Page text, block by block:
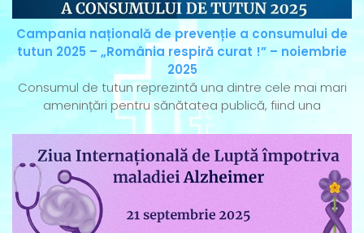
Campania națională de prevenție a consumului de
tutun 2025 – „România respiră curat !” – noiembrie
2025
Consumul de tutun reprezintă una dintre cele mai mari
amenințări pentru sănătatea publică, fiind una